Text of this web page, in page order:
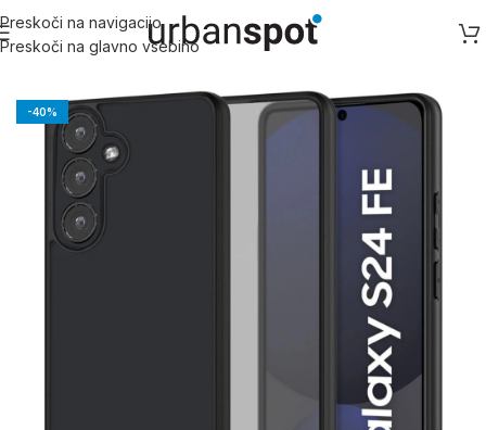
Preskoči na navigacijo
Preskoči na glavno vsebino
Domov/Samsung/Samsung S serija
-40%